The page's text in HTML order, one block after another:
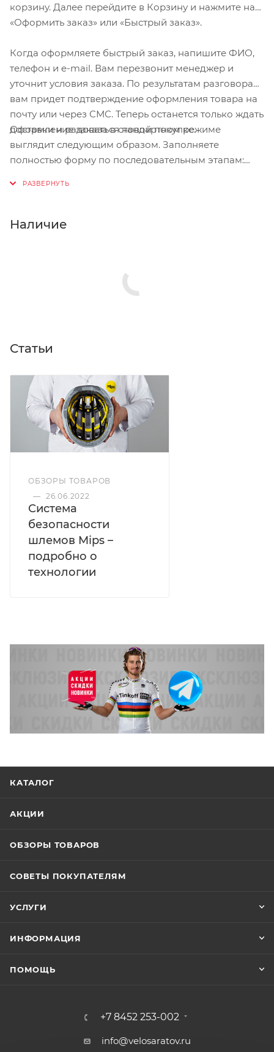
корзину. Далее перейдите в Корзину и нажмите на
«Оформить заказ» или «Быстрый заказ».
Когда оформляете быстрый заказ, напишите ФИО,
телефон и e-mail. Вам перезвонит менеджер и
уточнит условия заказа. По результатам разговора
вам придет подтверждение оформления товара на
почту или через СМС. Теперь останется только ждать
доставки и радоваться новой покупке.
Оформление заказа в стандартном режиме
выглядит следующим образом. Заполняете
полностью форму по последовательным этапам:
Нажмите кнопку «Оформить заказ».
Наличие
Статьи
ОБЗОРЫ ТОВАРОВ
— 26.06.2022
Система
безопасности
шлемов Mips –
подробно о
технологии
КАТАЛОГ
АКЦИИ
ОБЗОРЫ ТОВАРОВ
СОВЕТЫ ПОКУПАТЕЛЯМ
УСЛУГИ
ИНФОРМАЦИЯ
ПОМОЩЬ
+7 8452 253-002
info@velosaratov.ru